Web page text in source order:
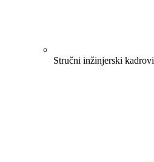
Stručni inžinjerski kadrovi